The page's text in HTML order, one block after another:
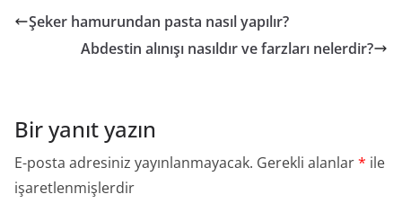
Şeker hamurundan pasta nasıl yapılır?
Abdestin alınışı nasıldır ve farzları nelerdir?
Bir yanıt yazın
E-posta adresiniz yayınlanmayacak. Gerekli alanlar* ile
işaretlenmişlerdir